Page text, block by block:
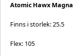
Atomic Hawx Magna
Finns i storlek: 25.5
Flex: 105